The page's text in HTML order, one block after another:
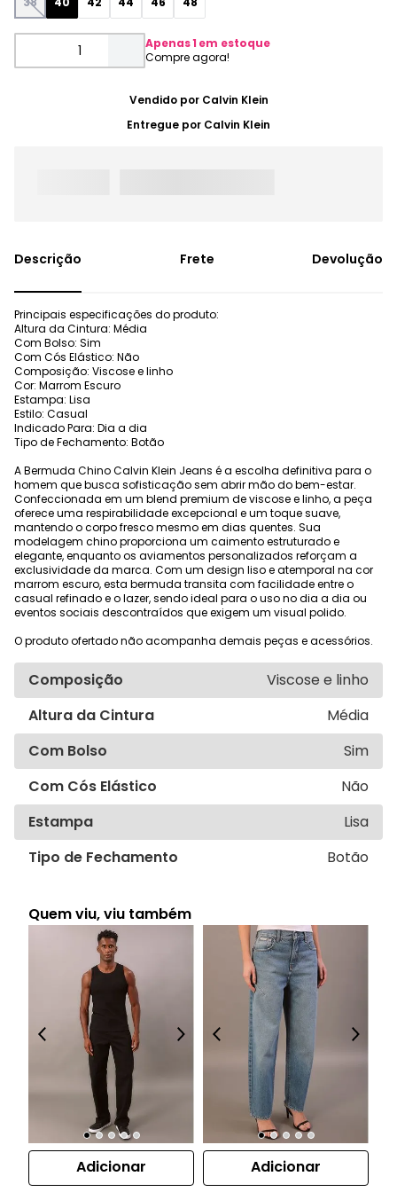
Apenas1 em estoque
Vendido por Calvin Klein
Entregue por Calvin Klein
Frete Devolução
Principais especificações do produto:
Altura da Cintura: Média
Com Bolso: Sim
Com Cós Elástico: Não
Composição: Viscose e linho
Cor: Marrom Escuro
Estampa: Lisa
Estilo: Casual
Indicado Para: Dia a dia
Tipo de Fechamento: Botão
A Bermuda Chino Calvin Klein Jeans é a escolha definitiva para o
homem que busca sofisticação sem abrir mão do bem-estar.
Confeccionada em um blend premium de viscose e linho, a peça
oferece uma respirabilidade excepcional e um toque suave,
mantendo o corpo fresco mesmo em dias quentes. Sua
modelagem chino proporciona um caimento estruturado e
elegante, enquanto os aviamentos personalizados reforçam a
exclusividade da marca. Com um design liso e atemporal na cor
marrom escuro, esta bermuda transita com facilidade entre o
casual refinado e o lazer, sendo ideal para o uso no dia a dia ou
eventos sociais descontraídos que exigem um visual polido.
O produto ofertado não acompanha demais peças e acessórios.
Composição
Viscose e linho
Altura da Cintura
Média
Com Bolso
Sim
Com Cós Elástico
Não
Estampa
Lisa
Tipo de Fechamento
Botão
Quem viu, viu também
Adicionar Adicionar